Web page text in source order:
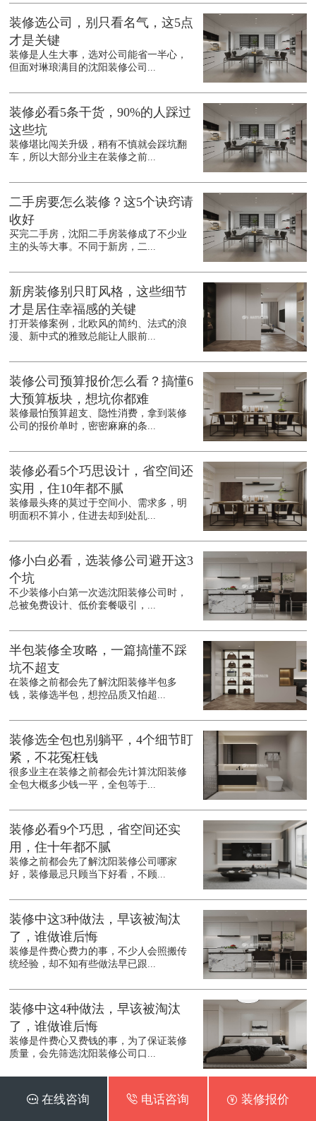
装修选公司，别只看名气，这5点
才是关键
装修是人生大事，选对公司能省一半心，
但面对琳琅满目的沈阳装修公司...
装修必看5条干货，90%的人踩过
这些坑
装修堪比闯关升级，稍有不慎就会踩坑翻
车，所以大部分业主在装修之前...
二手房要怎么装修？这5个诀窍请
收好
买完二手房，沈阳二手房装修成了不少业
主的头等大事。不同于新房，二...
新房装修别只盯风格，这些细节
才是居住幸福感的关键
打开装修案例，北欧风的简约、法式的浪
漫、新中式的雅致总能让人眼前...
装修公司预算报价怎么看？搞懂6
大预算板块，想坑你都难
装修最怕预算超支、隐性消费，拿到装修
公司的报价单时，密密麻麻的条...
装修必看5个巧思设计，省空间还
实用，住10年都不腻
装修最头疼的莫过于空间小、需求多，明
明面积不算小，住进去却到处乱...
修小白必看，选装修公司避开这3
个坑
不少装修小白第一次选沈阳装修公司时，
总被免费设计、低价套餐吸引，...
半包装修全攻略，一篇搞懂不踩
坑不超支
在装修之前都会先了解沈阳装修半包多
钱，装修选半包，想控品质又怕超...
装修选全包也别躺平，4个细节盯
紧，不花冤枉钱
很多业主在装修之前都会先计算沈阳装修
全包大概多少钱一平，全包等于...
装修必看9个巧思，省空间还实
用，住十年都不腻
装修之前都会先了解沈阳装修公司哪家
好，装修最忌只顾当下好看，不顾...
装修中这3种做法，早该被淘汰
了，谁做谁后悔
装修是件费心费力的事，不少人会照搬传
统经验，却不知有些做法早已跟...
装修中这4种做法，早该被淘汰
了，谁做谁后悔
装修是件费心又费钱的事，为了保证装修
质量，会先筛选沈阳装修公司口...
二手房要怎么装修？这5个诀窍请
 在线咨询  电话咨询  装修报价